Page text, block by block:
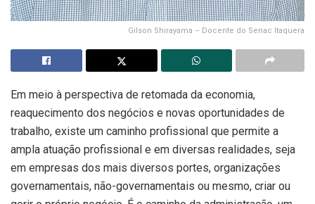
Gilson Shirayama – Docente do Senac Itaquera
Em meio à perspectiva de retomada da economia,
reaquecimento dos negócios e novas oportunidades de
trabalho, existe um caminho profissional que permite a
ampla atuação profissional e em diversas realidades, seja
em empresas dos mais diversos portes, organizações
governamentais, não-governamentais ou mesmo, criar ou